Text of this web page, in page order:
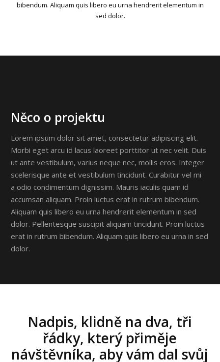
bibendum. Aliquam quis libero eu urna hendrerit elementum in
sed dolor.
Něco o projektu
Lorem ipsum dolor sit amet, consectetur adipiscing elit.
Morbi eget arcu id lacus laoreet porttitor ut nec velit. Duis
ut ante vestibulum, varius neque nec, mollis eros. Integer
scelerisque ante et vestibulum tincidunt. Curabitur vel mi
a odio condimentum dignissim. Mauris iaculis quam id
accumsan aliquam. Proin luctus erat in rutrum bibendum.
Aliquam quis libero eu urna hendrerit elementum in sed
dolor. Pellentesque suscipit aliquam tincidunt. Proin luctus
erat in rutrum bibendum. Aliquam quis libero eu urna in sed
dolor.
Nadpis, klidně na dva, tři
řádky, který přiměje
návštěvníka, aby vám dal svůj